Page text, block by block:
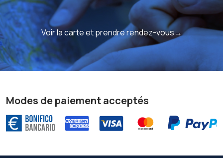
Voir la carte et prendre rendez-vous→
Modes de paiement acceptés